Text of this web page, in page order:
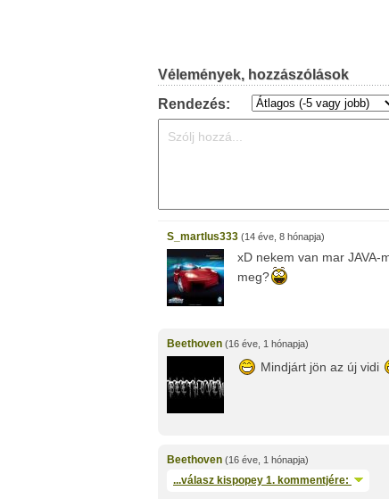
Vélemények, hozzászólások
Rendezés:
S_martlus333 (14 éve, 8 hónapja)
xD nekem van mar JAVA-
meg?
Beethoven (16 éve, 1 hónapja)
Mindjárt jön az új vidi
Beethoven (16 éve, 1 hónapja)
...válasz kispopey 1. kommentjére: